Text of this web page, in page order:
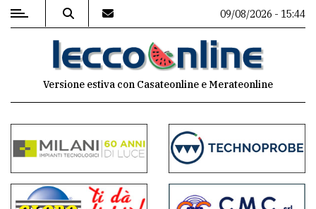
MENU
commenti
Contenuti
del
09/08/2026 - 15:44
Versione estiva con Casateonline e Merateonline